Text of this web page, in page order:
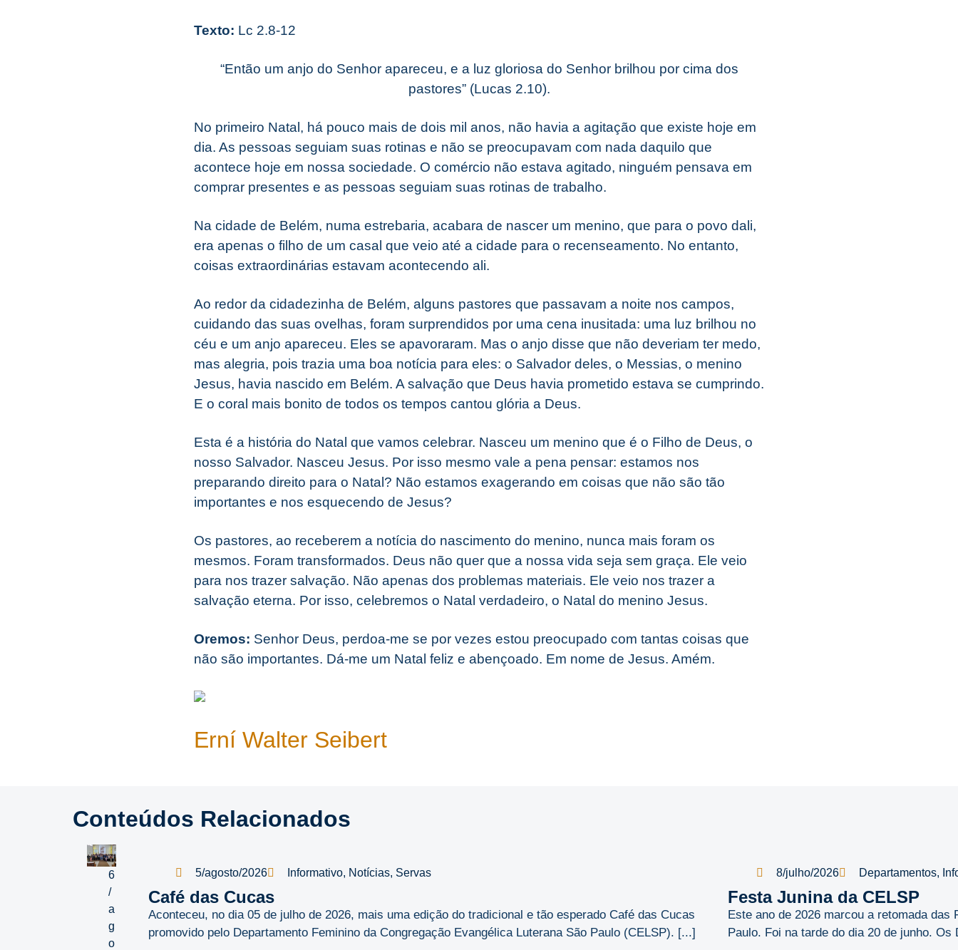
Texto: Lc 2.8-12
“Então um anjo do Senhor apareceu, e a luz gloriosa do Senhor brilhou por cima dos
pastores” (Lucas 2.10).
No primeiro Natal, há pouco mais de dois mil anos, não havia a agitação que existe hoje em
dia. As pessoas seguiam suas rotinas e não se preocupavam com nada daquilo que
acontece hoje em nossa sociedade. O comércio não estava agitado, ninguém pensava em
comprar presentes e as pessoas seguiam suas rotinas de trabalho.
Na cidade de Belém, numa estrebaria, acabara de nascer um menino, que para o povo dali,
era apenas o filho de um casal que veio até a cidade para o recenseamento. No entanto,
coisas extraordinárias estavam acontecendo ali.
Ao redor da cidadezinha de Belém, alguns pastores que passavam a noite nos campos,
cuidando das suas ovelhas, foram surprendidos por uma cena inusitada: uma luz brilhou no
céu e um anjo apareceu. Eles se apavoraram. Mas o anjo disse que não deveriam ter medo,
mas alegria, pois trazia uma boa notícia para eles: o Salvador deles, o Messias, o menino
Jesus, havia nascido em Belém. A salvação que Deus havia prometido estava se cumprindo.
E o coral mais bonito de todos os tempos cantou glória a Deus.
Esta é a história do Natal que vamos celebrar. Nasceu um menino que é o Filho de Deus, o
nosso Salvador. Nasceu Jesus. Por isso mesmo vale a pena pensar: estamos nos
preparando direito para o Natal? Não estamos exagerando em coisas que não são tão
importantes e nos esquecendo de Jesus?
Os pastores, ao receberem a notícia do nascimento do menino, nunca mais foram os
mesmos. Foram transformados. Deus não quer que a nossa vida seja sem graça. Ele veio
para nos trazer salvação. Não apenas dos problemas materiais. Ele veio nos trazer a
salvação eterna. Por isso, celebremos o Natal verdadeiro, o Natal do menino Jesus.
Oremos: Senhor Deus, perdoa-me se por vezes estou preocupado com tantas coisas que
não são importantes. Dá-me um Natal feliz e abençoado. Em nome de Jesus. Amém.
Erní Walter Seibert
Conteúdos Relacionados
6
/
a
g
o
5/agosto/2026 Informativo, Notícias, Servas
Café das Cucas
Aconteceu, no dia 05 de julho de 2026, mais uma edição do tradicional e tão esperado Café das Cucas
promovido pelo Departamento Feminino da Congregação Evangélica Luterana São Paulo (CELSP). [...]
8/julho/2026 Departamentos,
Festa Junina da CELSP
Este ano de 2026 marcou a retomada
Paulo. Foi na tarde do dia 20 de junho.